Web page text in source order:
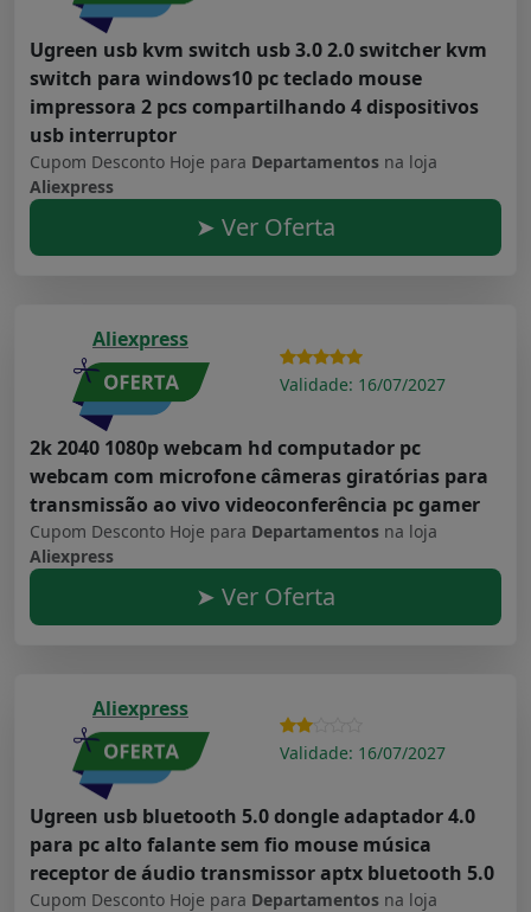
Ugreen usb kvm switch usb 3.0 2.0 switcher kvm
switch para windows10 pc teclado mouse
impressora 2 pcs compartilhando 4 dispositivos
usb interruptor
Cupom Desconto Hoje para Departamentos na loja
Aliexpress
➤ Ver Oferta
Aliexpress
Validade: 16/07/2027
2k 2040 1080p webcam hd computador pc
webcam com microfone câmeras giratórias para
transmissão ao vivo videoconferência pc gamer
Cupom Desconto Hoje para Departamentos na loja
Aliexpress
➤ Ver Oferta
Aliexpress
Validade: 16/07/2027
Ugreen usb bluetooth 5.0 dongle adaptador 4.0
para pc alto falante sem fio mouse música
receptor de áudio transmissor aptx bluetooth 5.0
Cupom Desconto Hoje para Departamentos na loja